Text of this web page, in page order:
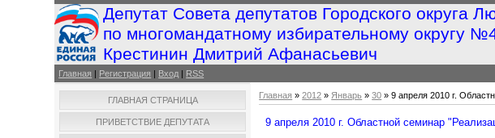
Депутат Совета депутатов Городского округа
по многомандатному избирательному округу
Крестинин Дмитрий Афанасьевич
Главная | Регистрация | Вход | RSS
ГЛАВНАЯ СТРАНИЦА
ПРИВЕТСТВИЕ ДЕПУТАТА
Главная »2012 » Январь » 30 » 9 апреля 2010 г.
9 апреля 2010 г. Областной семинар